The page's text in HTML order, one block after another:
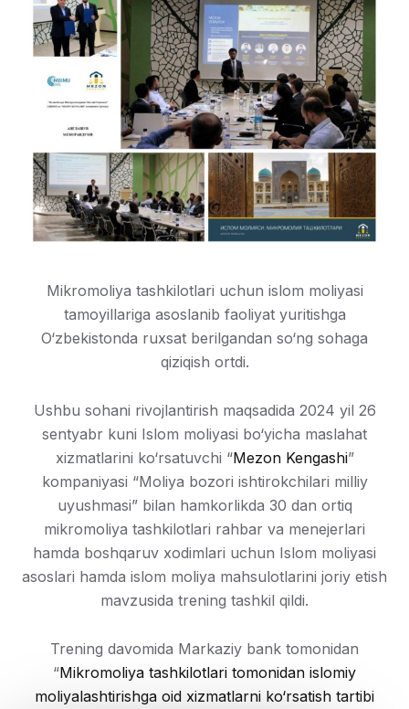
Mikromoliya tashkilotlari uchun islom moliyasi
tamoyillariga asoslanib faoliyat yuritishga
O‘zbekistonda ruxsat berilgandan so‘ng sohaga
qiziqish ortdi.
Ushbu sohani rivojlantirish maqsadida 2024 yil 26
sentyabr kuni Islom moliyasi bo‘yicha maslahat
xizmatlarini ko‘rsatuvchi “Mezon Kengashi”
kompaniyasi “Moliya bozori ishtirokchilari milliy
uyushmasi” bilan hamkorlikda 30 dan ortiq
mikromoliya tashkilotlari rahbar va menejerlari
hamda boshqaruv xodimlari uchun Islom moliyasi
asoslari hamda islom moliya mahsulotlarini joriy etish
mavzusida trening tashkil qildi.
Trening davomida Markaziy bank tomonidan
“Mikromoliya tashkilotlari tomonidan islomiy
moliyalashtirishga oid xizmatlarni ko‘rsatish tartibi